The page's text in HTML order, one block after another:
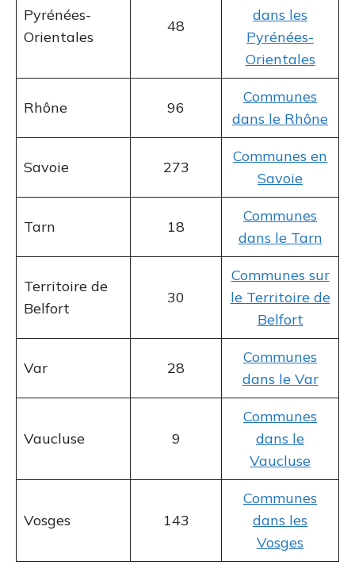
Pyrénées-
Orientales
48
dans les
Pyrénées-
Orientales
Rhône 96
Communes
dans le Rhône
Savoie 273
Communes en
Savoie
Tarn 18
Communes
dans le Tarn
Territoire de
Belfort
30
Communes sur
le Territoire de
Belfort
Var 28
Communes
dans le Var
Vaucluse 9
Communes
dans le
Vaucluse
Vosges 143
Communes
dans les
Vosges